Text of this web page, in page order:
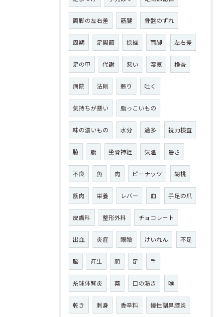
両脚の左右差 筋腱 骨盤のずれ
周期 足関節 捻挫 両脚 左右差
足の甲 代謝 悪い 湿気 検査
病院 法則 弱り 吐く
気持ちが悪い 脂っこいもの
味の濃いもの 水分 過多 視力検査
脇 腹 坐骨神経 気温 暑さ
不良 魚 肉 ピーナッツ 胡桃
筋肉 栄養 レバー 血 手足の爪
皮膚科 整形外科 チョコレート
出血 炎症 眼瞼 けいれん 不足
脳 産生 顔 足 手
糸球体腎炎 薬 口の渇き 喉
乾き 刺身 香辛料 慢性副鼻腔炎